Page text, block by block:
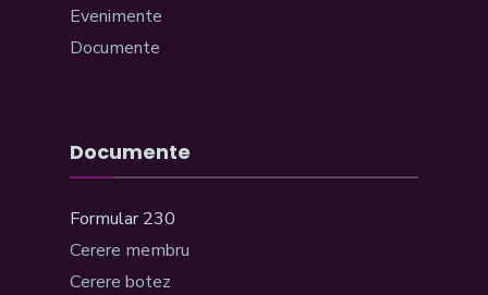
Evenimente
Documente
Documente
Formular 230
Cerere membru
Cerere botez